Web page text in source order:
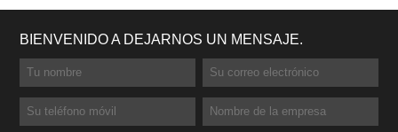
BIENVENIDO A DEJARNOS UN MENSAJE.